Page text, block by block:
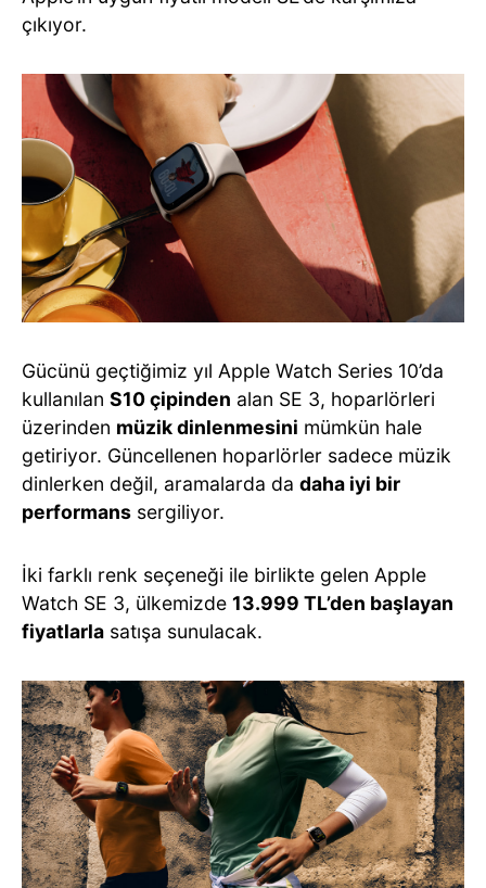
çıkıyor.
Gücünü geçtiğimiz yıl Apple Watch Series 10’da
kullanılan S10 çipinden alan SE 3, hoparlörleri
üzerinden müzik dinlenmesini mümkün hale
getiriyor. Güncellenen hoparlörler sadece müzik
dinlerken değil, aramalarda da daha iyi bir
performans sergiliyor.
İki farklı renk seçeneği ile birlikte gelen Apple
Watch SE 3, ülkemizde 13.999 TL’den başlayan
fiyatlarla satışa sunulacak.